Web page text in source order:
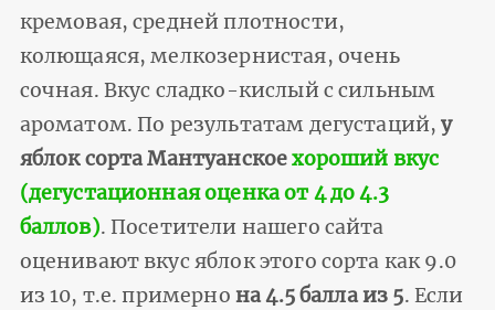
кремовая, средней плотности,
колющаяся, мелкозернистая, очень
сочная. Вкус сладко-кислый с сильным
ароматом. По результатам дегустаций,у
яблок сорта Мантуанскоехороший вкус
(дегустационная оценка от 4 до 4.3
баллов). Посетители нашего сайта
оценивают вкус яблок этого сорта как 9.0
из 10, т.е. примерно на 4.5 балла из 5. Если